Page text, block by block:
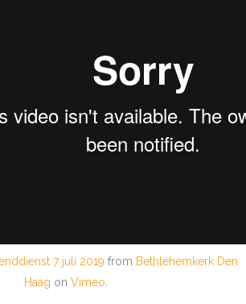
7 juli 2019 from Bethlehemkerk Den
Haag on Vimeo